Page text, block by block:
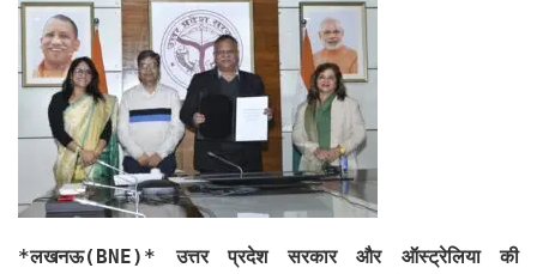
*लखनऊ(BNE)* उत्तर प्रदेश सरकार और ऑस्ट्रेलिया की